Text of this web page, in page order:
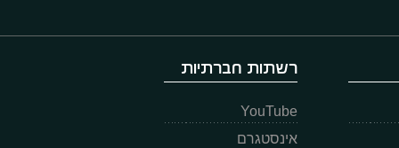
רשתות חברתיות
YouTube
אינסטגרם